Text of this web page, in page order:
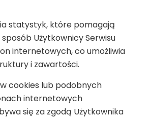
statystyk, które pomagają
Użytkownicy Serwisu
internetowych, co umożliwia
i zawartości.
cookies lub podobnych
internetowych
się za zgodą Użytkownika